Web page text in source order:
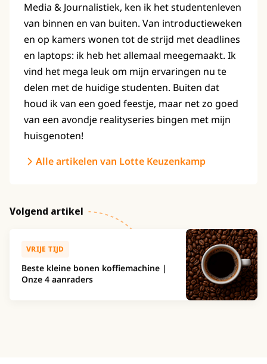
Media & Journalistiek, ken ik het studentenleven
van binnen en van buiten. Van introductieweken
en op kamers wonen tot de strijd met deadlines
en laptops: ik heb het allemaal meegemaakt. Ik
vind het mega leuk om mijn ervaringen nu te
delen met de huidige studenten. Buiten dat
houd ik van een goed feestje, maar net zo goed
van een avondje realityseries bingen met mijn
huisgenoten!
Alle artikelen van Lotte Keuzenkamp
Volgend artikel
VRIJE TIJD
Beste kleine bonen koffiemachine |
Onze 4 aanraders